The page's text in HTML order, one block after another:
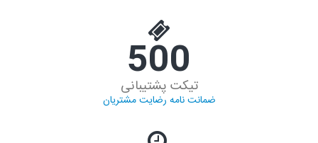
500
تیکت پشتیبانی
ضمانت نامه رضایت مشتریان